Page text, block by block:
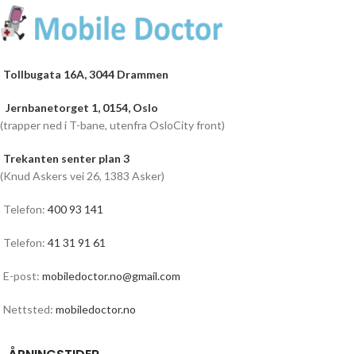
Tollbugata 16A, 3044 Drammen
Jernbanetorget 1, 0154, Oslo
(trapper ned i T-bane, utenfra OsloCity front)
Trekanten senter plan 3
(Knud Askers vei 26, 1383 Asker)
Telefon: 400 93 141
Telefon: 41 31 91 61
E-post: mobiledoctor.no@gmail.com
Nettsted: mobiledoctor.no